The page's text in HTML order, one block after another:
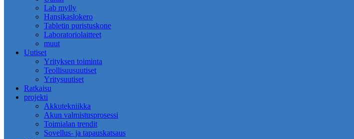
Lab mylly
Hansikaslokero
Tabletin puristuskone
Laboratoriolaitteet
muut
Uutiset
Yrityksen toiminta
Teollisuusuutiset
Yritysuutiset
Ratkaisu
projekti
Akkutekniikka
Akun valmistusprosessi
Toimialan trendit
Sovellus- ja tapauskatsaus